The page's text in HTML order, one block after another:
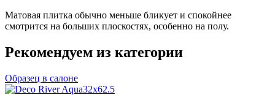
Матовая плитка обычно меньше бликует и спокойнее
смотрится на больших плоскостях, особенно на полу.
Рекомендуем из категории
Образец в салоне